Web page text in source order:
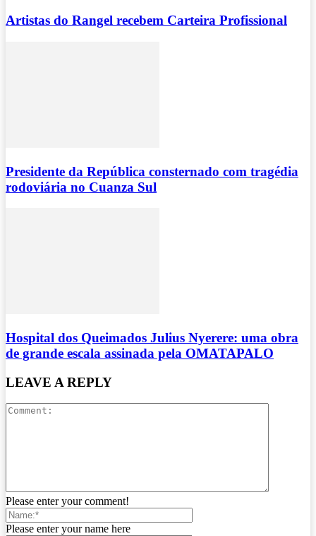
Artistas do Rangel recebem Carteira Profissional
Presidente da República consternado com tragédia
rodoviária no Cuanza Sul
Hospital dos Queimados Julius Nyerere: uma obra
de grande escala assinada pela OMATAPALO
LEAVE A REPLY
Please enter your comment!
Please enter your name here